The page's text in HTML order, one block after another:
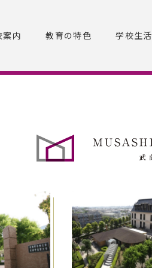
案内 教育の特色 学校生活